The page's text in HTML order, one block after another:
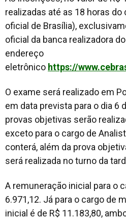
realizadas até as 18 horas do
oficial de Brasília),
oficial da banca realizadora
endereço
eletrônico https://
O exame será realizado em
em data prevista para o dia 6
provas objetivas serão
exceto para o cargo de
conterá, além da prova
será realizada no turno da
A remuneração inicial para o
6.971,12. Já para o cargo de
inicial é de R$ 11.183,80,